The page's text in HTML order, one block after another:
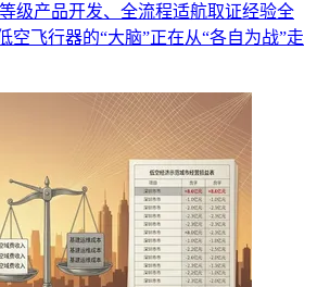
级产品开发、全流程适航取证经验全
空飞行器的“大脑”正在从“各自为战”走